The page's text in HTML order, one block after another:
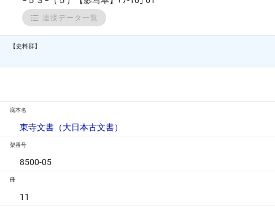
連接データ一覧
【史料群】
底本名
東寺文書（大日本古文書）
架番号
8500-05
冊
11